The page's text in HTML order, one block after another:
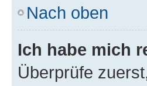
Nach oben
Ich habe mich
Überprüfe